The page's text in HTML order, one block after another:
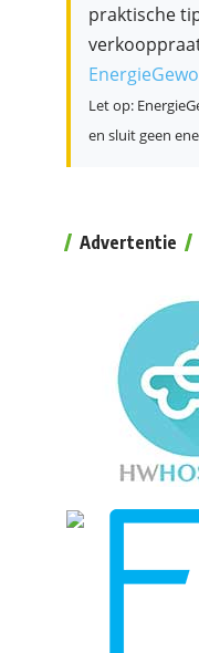
praktische
Let op:
en sluit geen
Advertentie